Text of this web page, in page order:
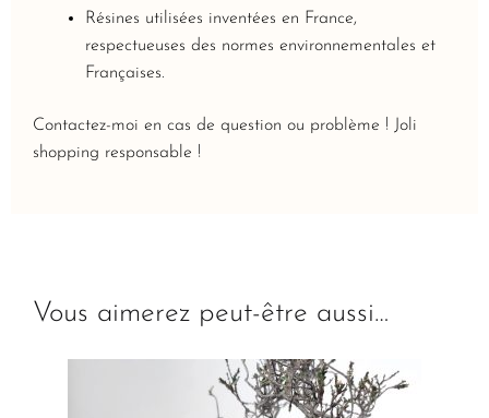
Résines utilisées inventées en France,
respectueuses des normes environnementales et
Françaises.
Contactez-moi en cas de question ou problème ! Joli
shopping responsable !
Vous aimerez peut-être aussi…